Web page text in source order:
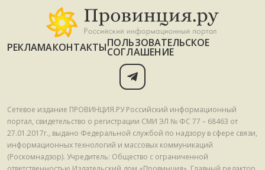
РЕКЛАМАКОНТАКТЫПОЛЬЗОВАТЕЛЬСКОЕ
СОГЛАШЕНИЕ
Сетевое издание ПРОВИНЦИЯ.РУ Российский информационный
портал, свидетельство о регистрации СМИ ЭЛ № ФС 77 – 68463 от
27.01.2017г., выдано Федеральной службой по надзору в сфере связи,
информационных технологий и массовых коммуникаций
(Роскомнадзор). Учредитель: Общество с ограниченной